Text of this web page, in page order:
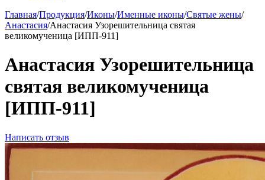
Главная/Продукция/Иконы/Именные иконы/Святые жены/
Анастасия/Анастасия Узорешительница святая
великомученица [ИПП-911]
Анастасия Узорешительница
святая великомученица
[ИПП-911]
Написать отзыв